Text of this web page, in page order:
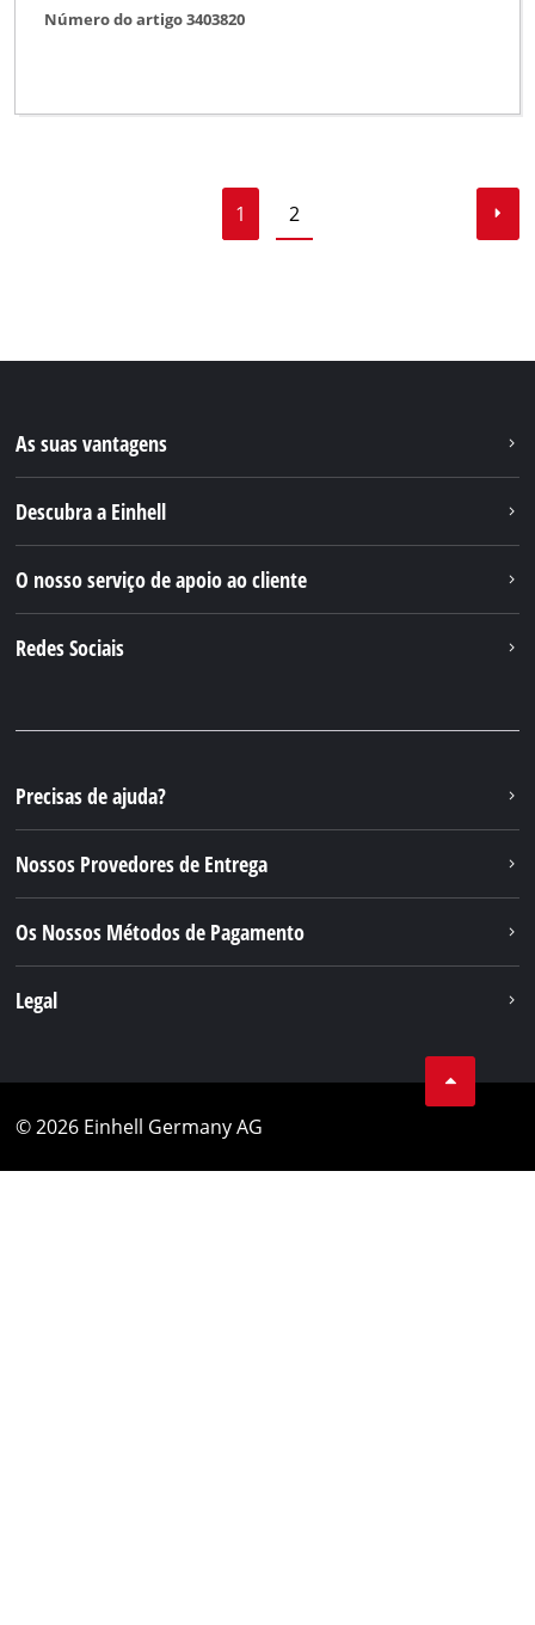
Número do artigo 3403820
1 2
As suas vantagens
Descubra a Einhell
O nosso serviço de apoio ao cliente
Redes Sociais
Precisas de ajuda?
Nossos Provedores de Entrega
Os Nossos Métodos de Pagamento
Legal
© 2026 Einhell Germany AG